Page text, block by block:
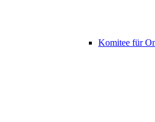
Komitee für